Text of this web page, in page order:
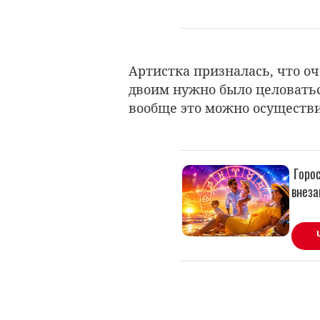
Артистка призналась, что
двоим нужно было
вообще это можно